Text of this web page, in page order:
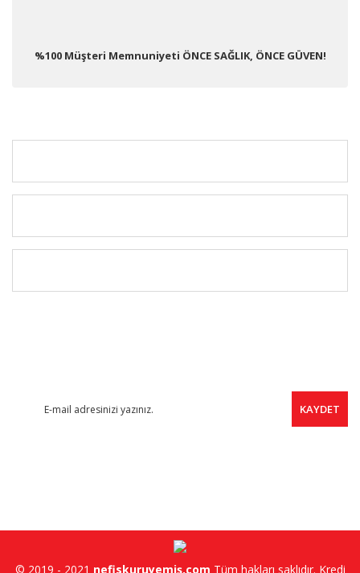
%100 Müşteri Memnuniyeti ÖNCE SAĞLIK, ÖNCE GÜVEN!
KAYDET
© 2019 - 2021 nefiskuruyemiş.com Tüm hakları saklıdır. Kredi